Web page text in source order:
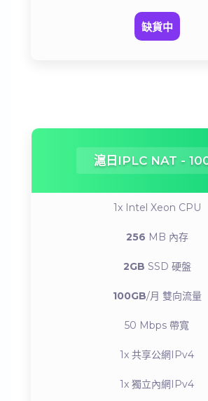
缺貨中
滬日IPLC NAT -
1x Intel Xeon CPU
256 MB 內存
2GB SSD 硬盤
100GB/月 雙向流量
50 Mbps 帶寬
1x 共享公網IPv4
1x 獨立內網IPv4